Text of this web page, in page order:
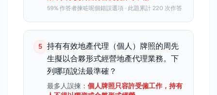
59% 作答者揀咗呢個錯誤選項 · 此題累計 220 次作答
5 持有有效地產代理（個人）牌照的周先
生擬以合夥形式經營地產代理業務。下
列哪項說法最準確？
最多人誤揀： 個人牌照只容許受僱工作，持有